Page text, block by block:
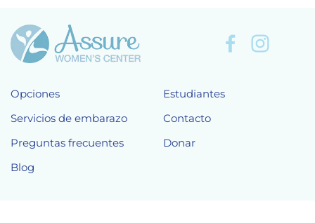
Opciones
Servicios de embarazo
Preguntas frecuentes
Blog
Estudiantes
Contacto
Donar